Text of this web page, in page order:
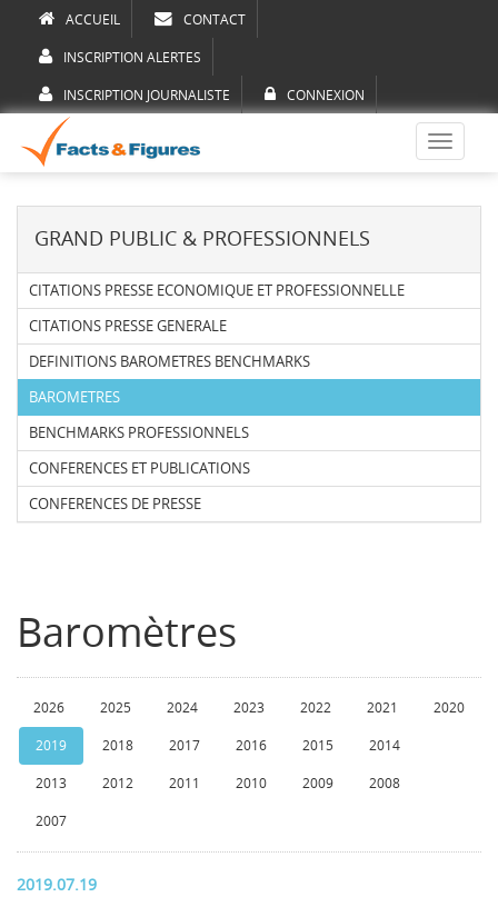
ACCUEIL CONTACT
INSCRIPTION ALERTES
INSCRIPTION JOURNALISTE CONNEXION
Toggle
GRAND PUBLIC & PROFESSIONNELS
CITATIONS PRESSE ECONOMIQUE ET PROFESSIONNELLE
CITATIONS PRESSE GENERALE
DEFINITIONS BAROMETRES BENCHMARKS
BAROMETRES
BENCHMARKS PROFESSIONNELS
CONFERENCES ET PUBLICATIONS
CONFERENCES DE PRESSE
Baromètres
2026 2025 2024 2023 2022 2021 2020
2019 2018 2017 2016 2015 2014
2013 2012 2011 2010 2009 2008
2007
2019.07.19